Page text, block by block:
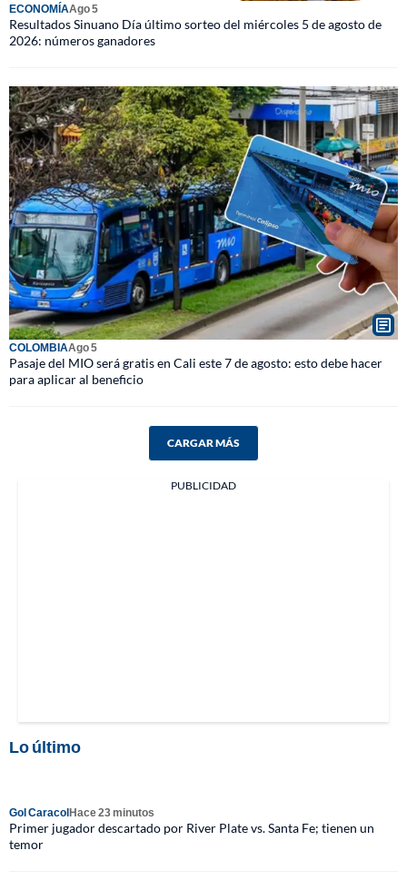
ECONOMÍAAgo 5
Resultados Sinuano Día último sorteo del miércoles 5 de agosto de
2026: números ganadores
COLOMBIAAgo 5
Pasaje del MIO será gratis en Cali este 7 de agosto: esto debe hacer
para aplicar al beneficio
CARGAR MÁS
PUBLICIDAD
Lo último
Gol CaracolHace 23 minutos
Primer jugador descartado por River Plate vs. Santa Fe; tienen un
temor